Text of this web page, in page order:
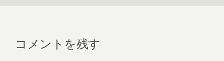
コメントを残す